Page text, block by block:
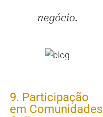
negócio.
9. Participação
em Comunidades